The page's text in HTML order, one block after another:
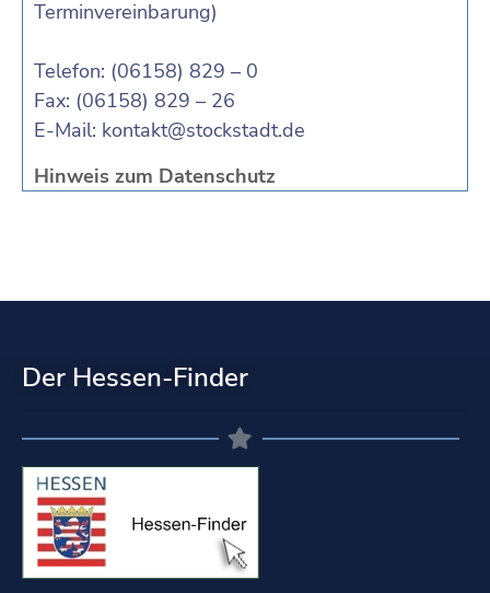
Terminvereinbarung)
Telefon: (06158) 829 – 0
Fax: (06158) 829 – 26
E-Mail: kontakt@stockstadt.de
Hinweis zum Datenschutz
Der Hessen-Finder